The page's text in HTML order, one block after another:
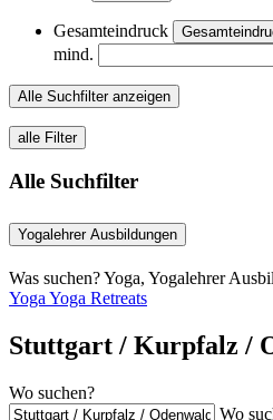
Gesamteindruck
mind.
Alle Suchfilter anzeigen
alle Filter
Alle Suchfilter
Yogalehrer Ausbildungen
Was suchen? Yoga, Yogalehrer
Yoga Yoga Retreats
Stuttgart / Kurpfalz /
Wo suchen?
Wo